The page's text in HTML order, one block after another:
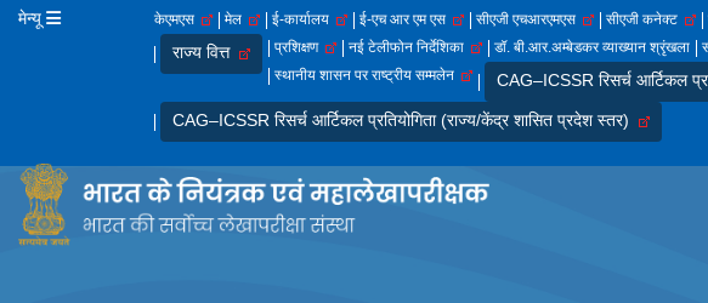
मेन्यू केएमएस मेल ई-कार्यालय ई-एच आर एम एस सीएजी एचआरएमएस सीएजी कनेक्ट
राज्य वित्त प्रशिक्षण नई टेलीफोन निर्देशिका डॉ. बी.आर.अम्बेडकर व्याख्यान श्रृंखला
स्थानीय शासन पर राष्ट्रीय सम्मलेन
CAG–ICSSR रिसर्च आर्टिकल
CAG–ICSSR रिसर्च आर्टिकल प्रतियोगिता (राज्य/केंद्र शासित प्रदेश स्तर)